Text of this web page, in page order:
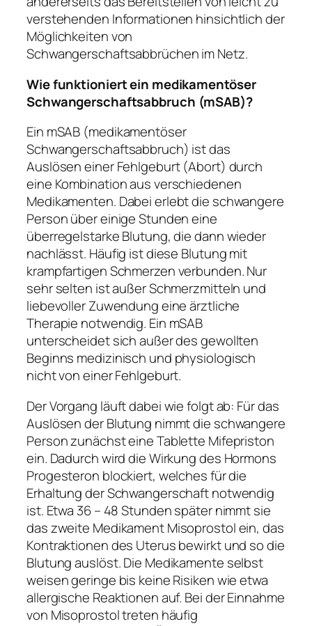
verstehenden Informationen hinsichtlich der
Möglichkeiten von
Schwangerschaftsabbrüchen im Netz.
Wie funktioniert ein medikamentöser
Schwangerschaftsabbruch (mSAB)?
Ein mSAB (medikamentöser
Schwangerschaftsabbruch) ist das
Auslösen einer Fehlgeburt (Abort) durch
eine Kombination aus verschiedenen
Medikamenten. Dabei erlebt die schwangere
Person über einige Stunden eine
überregelstarke Blutung, die dann wieder
nachlässt. Häufig ist diese Blutung mit
krampfartigen Schmerzen verbunden. Nur
sehr selten ist außer Schmerzmitteln und
liebevoller Zuwendung eine ärztliche
Therapie notwendig. Ein mSAB
unterscheidet sich außer des gewollten
Beginns medizinisch und physiologisch
nicht von einer Fehlgeburt.
Der Vorgang läuft dabei wie folgt ab: Für das
Auslösen der Blutung nimmt die schwangere
Person zunächst eine Tablette Mifepriston
ein. Dadurch wird die Wirkung des Hormons
Progesteron blockiert, welches für die
Erhaltung der Schwangerschaft notwendig
ist. Etwa 36 – 48 Stunden später nimmt sie
das zweite Medikament Misoprostol ein, das
Kontraktionen des Uterus bewirkt und so die
Blutung auslöst. Die Medikamente selbst
weisen geringe bis keine Risiken wie etwa
allergische Reaktionen auf. Bei der Einnahme
von Misoprostol treten häufig